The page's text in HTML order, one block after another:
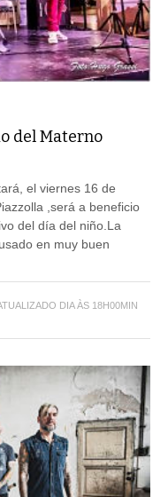
del Materno
el viernes 16 de
,será a beneficio
del día del niño.La
en muy buen
DIA ÀS 18H00MIN